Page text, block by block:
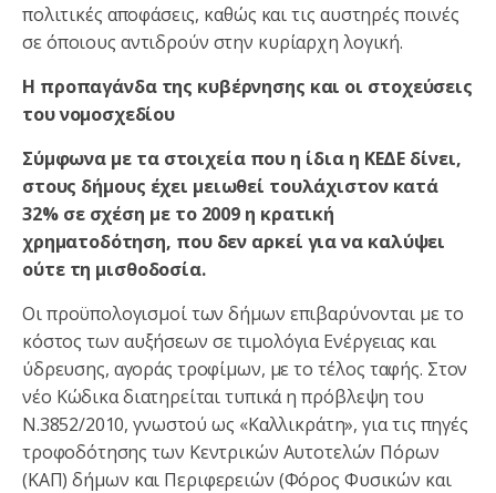
πολιτικές αποφάσεις, καθώς και τις αυστηρές ποινές
σε όποιους αντιδρούν στην κυρίαρχη λογική.
Η προπαγάνδα της κυβέρνησης και οι στοχεύσεις
του νομοσχεδίου
Σύμφωνα με τα στοιχεία που η ίδια η ΚΕΔΕ δίνει,
στους δήμους έχει μειωθεί τουλάχιστον κατά
32% σε σχέση με το 2009 η κρατική
χρηματοδότηση, που δεν αρκεί για να καλύψει
ούτε τη μισθοδοσία.
Οι προϋπολογισμοί των δήμων επιβαρύνονται με το
κόστος των αυξήσεων σε τιμολόγια Ενέργειας και
ύδρευσης, αγοράς τροφίμων, με το τέλος ταφής. Στον
νέο Κώδικα διατηρείται τυπικά η πρόβλεψη του
Ν.3852/2010, γνωστού ως «Καλλικράτη», για τις πηγές
τροφοδότησης των Κεντρικών Αυτοτελών Πόρων
(ΚΑΠ) δήμων και Περιφερειών (Φόρος Φυσικών και